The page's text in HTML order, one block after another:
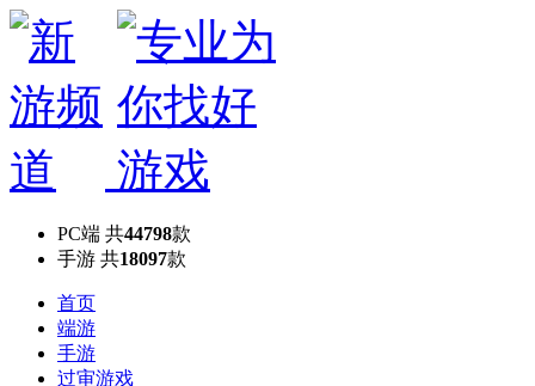
PC端 共44798款
手游 共18097款
首页
端游
手游
过审游戏